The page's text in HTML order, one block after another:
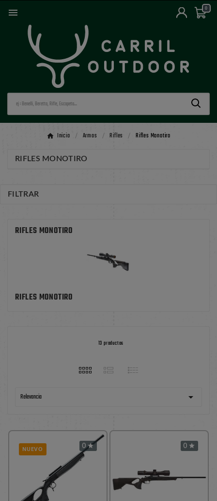
 0
Inicio Armas Rifles Rifles Monotiro
RIFLES MONOTIRO
RIFLES MONOTIRO
13 productos
Relevancia 
NUEVO 0 0 
FILTRAR
RIFLES MONOTIRO